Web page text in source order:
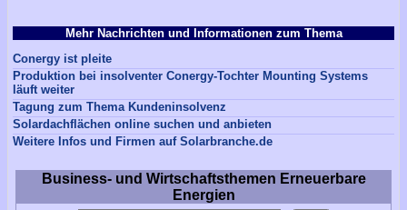
Mehr Nachrichten und Informationen zum Thema
Conergy ist pleite
Produktion bei insolventer Conergy-Tochter Mounting Systems
läuft weiter
Tagung zum Thema Kundeninsolvenz
Solardachflächen online suchen und anbieten
Weitere Infos und Firmen auf Solarbranche.de
Business- und Wirtschaftsthemen Erneuerbare
Energien